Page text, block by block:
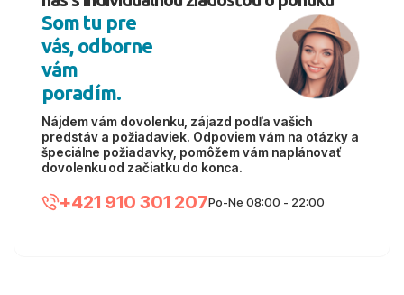
Som tu pre
vás, odborne
vám
poradím.
Nájdem vám dovolenku, zájazd podľa vašich
predstáv a požiadaviek. Odpoviem vám na otázky a
špeciálne požiadavky, pomôžem vám naplánovať
dovolenku od začiatku do konca.
+421 910 301 207Po-Ne 08:00 - 22:00